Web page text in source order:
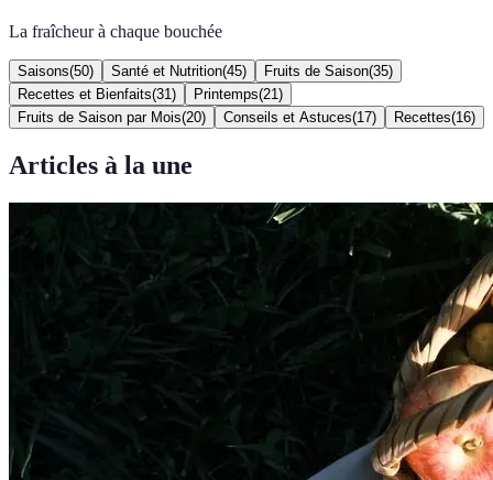
La fraîcheur à chaque bouchée
Saisons(50) Santé et Nutrition(45) Fruits de Saison(35)
Recettes et Bienfaits(31 ) Printemps(21 )
Fruits de Saison par Mois(20) Conseils et Astuces(17) Recettes(16)
Articles à la une